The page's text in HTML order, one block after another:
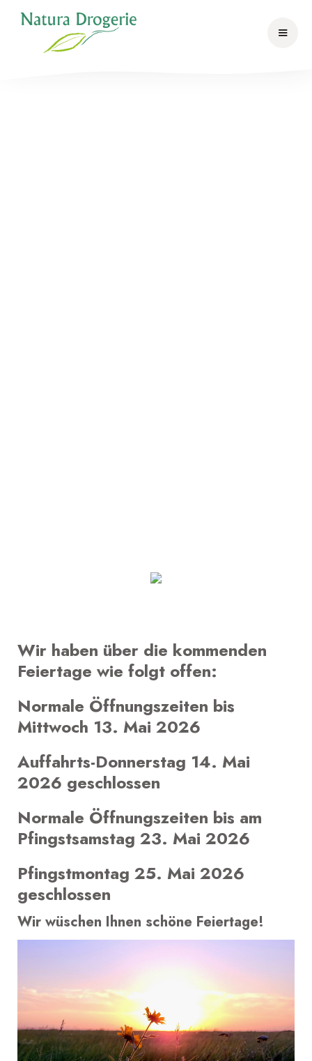
Wir haben über die kommenden
Feiertage wie folgt offen:
Normale Öffnungszeiten bis
Mittwoch 13. Mai 2026
Auffahrts-Donnerstag 14. Mai
2026 geschlossen
Normale Öffnungszeiten bis am
Pfingstsamstag 23. Mai 2026
Pfingstmontag 25. Mai 2026
geschlossen
Wir wüschen Ihnen schöne Feiertage!